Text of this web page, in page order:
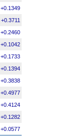
+0.1349
+0.3711
+0.2460
+0.1042
+0.1733
+0.1394
+0.3838
+0.4977
+0.4124
+0.1282
+0.0577